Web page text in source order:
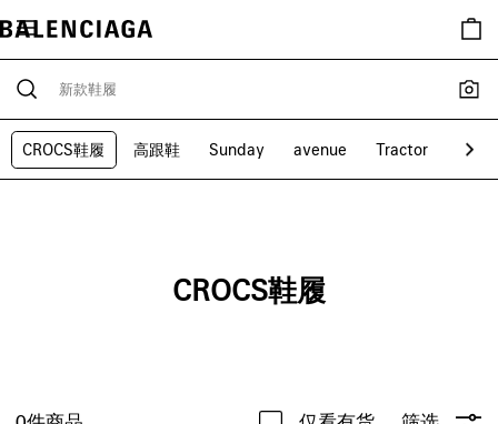
CROCS鞋履 高跟鞋 Sunday avenue Tractor
CROCS鞋履